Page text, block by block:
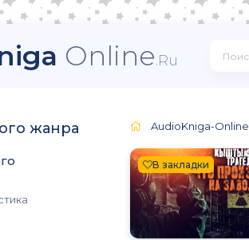
Online.Ru
жанра AudioKniga-Online
В закладки